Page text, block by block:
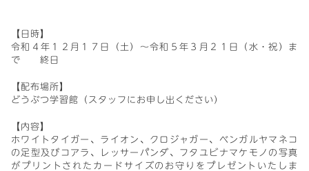
【日時】
令和４年１２月１７日（土）～令和５年３月２１日（水・祝）ま
で 終日
【配布場所】
どうぶつ学習館（スタッフにお申し出ください）
【内容】
ホワイトタイガー、ライオン、クロジャガー、ベンガルヤマネコ
の足型及びコアラ、レッサーパンダ、フタユビナマケモノの写真
がプリントされたカードサイズのお守りをプレゼントいたしま